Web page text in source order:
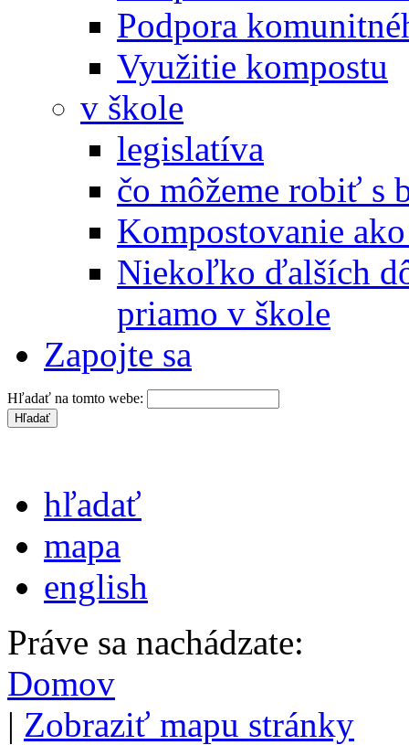
Podpora
Využitie kompostu
v škole
legislatíva
čo môžeme robiť s
Kompostovanie
Niekoľko ďalších
priamo v škole
Zapojte sa
Hľadať na tomto webe:
hľadať
mapa
english
Práve sa nachádzate:
Domov
| Zobraziť mapu stránky